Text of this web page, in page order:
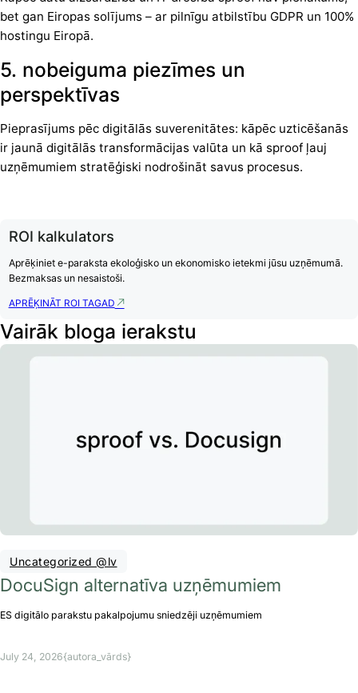
bet gan Eiropas solījums – ar pilnīgu atbilstību GDPR un 100%
hostingu Eiropā.
5. nobeiguma piezīmes un
perspektīvas
Pieprasījums pēc digitālās suverenitātes: kāpēc uzticēšanās
ir jaunā digitālās transformācijas valūta un kā sproof ļauj
uzņēmumiem stratēģiski nodrošināt savus procesus.
ROI kalkulators
Aprēķiniet e-paraksta ekoloģisko un ekonomisko ietekmi jūsu uzņēmumā.
Bezmaksas un nesaistoši.
APRĒĶINĀT ROI TAGAD
Vairāk bloga ierakstu
Uncategorized @lv
DocuSign alternatīva uzņēmumiem
ES digitālo parakstu pakalpojumu sniedzēji uzņēmumiem
July 24, 2026{autora_vārds}